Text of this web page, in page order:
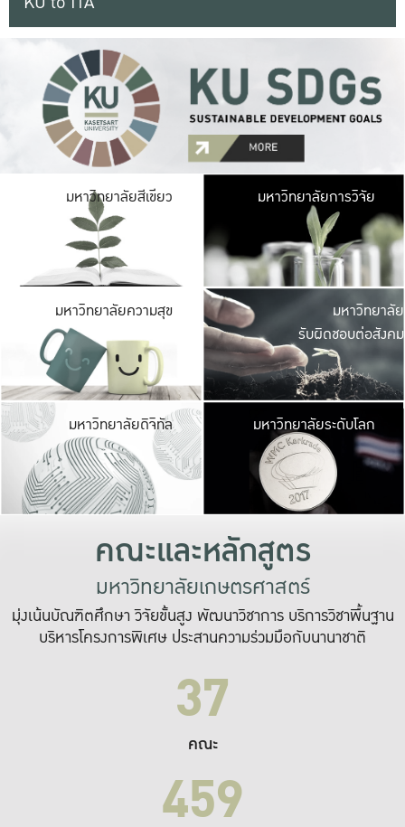
มหาวิทยาลัยสีเขียว มหาวิ
มีพื้นที่เขียวสดใส
เป็นป่าในเมือง เกษต
มหาวิทยาลัยการวิจัย
มหาวิทยาลัยความสุข มหาวิ
ค
เปิดประ
และพบเรื่องราวใ
มหาวิทยาลัย
รับผิดชอบต่อสังคม
มหาวิทยาลัยดิจิทัล มหาวิ
เปลี่ยนแปลง แล
เพื่อทำง
ระบบสารสนเทศ
มหาวิทยาลัยระดับโลก
คณะและหลักสูตร
มหาวิทยาลัยเกษตรศาสตร์
มุ่งเน้นบัณฑิตศึกษา วิจัยขั้นสูง พัฒนาวิชาการ บริการวิชาพื้นฐาน
บริหารโครงการพิเศษ ประสานความร่วมมือกับนานาชาติ
37
คณะ
459